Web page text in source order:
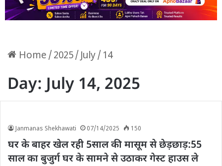
Home / 2025/July/ 14
Day:July 14, 2025
Janmanas Shekhawati 07/14/2025 150
घर के बाहर खेल रही 5साल की मासूम से छेड़छाड़:55
साल का बुजुर्ग घर के सामने से उठाकर गेस्ट हाउस ले